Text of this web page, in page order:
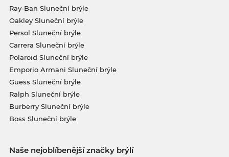
Ray-Ban Sluneční brýle
Oakley Sluneční brýle
Persol Sluneční brýle
Carrera Sluneční brýle
Polaroid Sluneční brýle
Emporio Armani Sluneční brýle
Guess Sluneční brýle
Ralph Sluneční brýle
Burberry Sluneční brýle
Boss Sluneční brýle
Naše nejoblíbenější značky brýlí